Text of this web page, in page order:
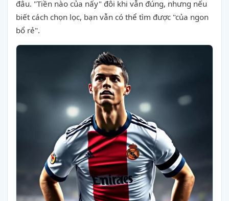
đâu. "Tiền nào của nấy" đôi khi vẫn đúng, nhưng nếu
biết cách chọn lọc, bạn vẫn có thể tìm được "của ngon
bổ rẻ".